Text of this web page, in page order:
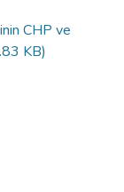
CHP ve
KB)